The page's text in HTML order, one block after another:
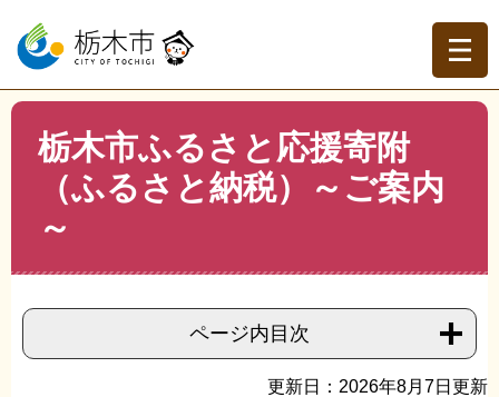
ー
の
先
ニ
ー
を
へ
トップページ >分類でさがす >市政情報 >市の取り組み
ふるさと納税 >
栃木市ふるさと応援寄附 （ふるさと納
税）～ご案内～
栃木市ふるさと応援寄附
（ふるさと納税）～ご案内
～
ページ内目次
更新日：2026年8月7日更新